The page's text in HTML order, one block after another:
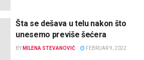
Šta se dešava u telu nakon što
unesemo previše šećera
BY MILENA STEVANOVIĆ FEBRUAR 9, 2022